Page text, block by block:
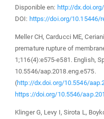
Disponible en: http://
DOI: https://doi.org/10.15446/
Meller CH, Carducci ME,
premature rupture of
1;116(4):e575-e581. English,
10.5546/aap.2018.eng.e575.
(http://dx.doi.org/10.5546/
https://doi.org/10.5546/
Klinger G, Levy I, Sirota L,